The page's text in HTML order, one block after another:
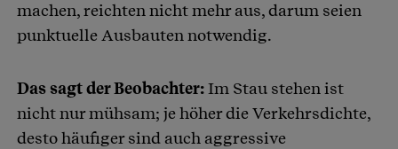
machen, reichten nicht mehr aus, darum seien
punktuelle Ausbauten notwendig.
Das sagt der Beobachter:Im Stau stehen ist
nicht nur mühsam; je höher die Verkehrsdichte,
desto häufiger sind auch aggressive